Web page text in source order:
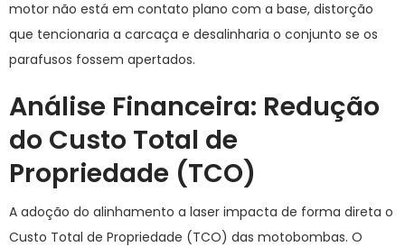
motor não está em contato plano com a base, distorção
que tencionaria a carcaça e desalinharia o conjunto se os
parafusos fossem apertados.
Análise Financeira: Redução
do Custo Total de
Propriedade (TCO)
A adoção do alinhamento a laser impacta de forma direta o
Custo Total de Propriedade (TCO) das motobombas. O